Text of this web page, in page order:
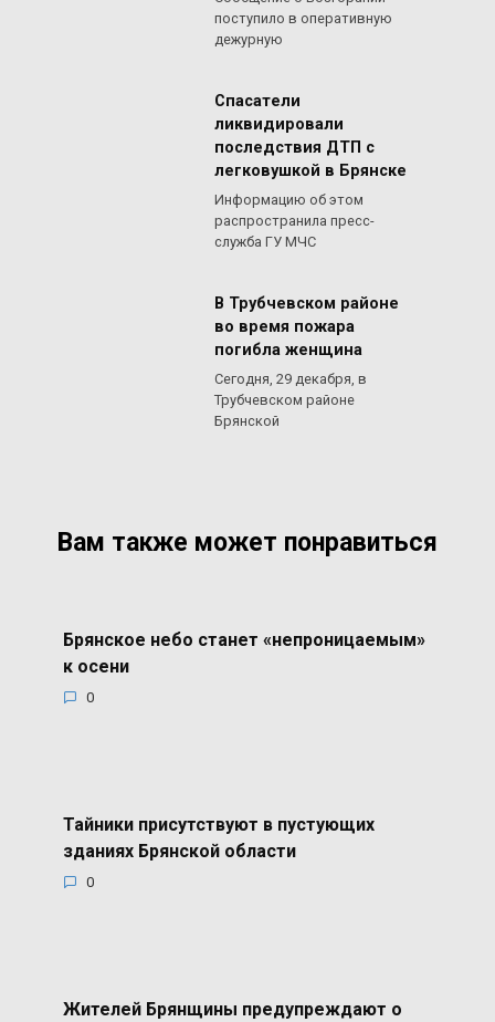
поступило в оперативную
дежурную
Спасатели
ликвидировали
последствия ДТП с
легковушкой в Брянске
Информацию об этом
распространила пресс-
служба ГУ МЧС
В Трубчевском районе
во время пожара
погибла женщина
Сегодня, 29 декабря, в
Трубчевском районе
Брянской
Вам также может понравиться
Брянское небо станет «непроницаемым»
к осени
0
Тайники присутствуют в пустующих
зданиях Брянской области
0
Жителей Брянщины предупреждают о